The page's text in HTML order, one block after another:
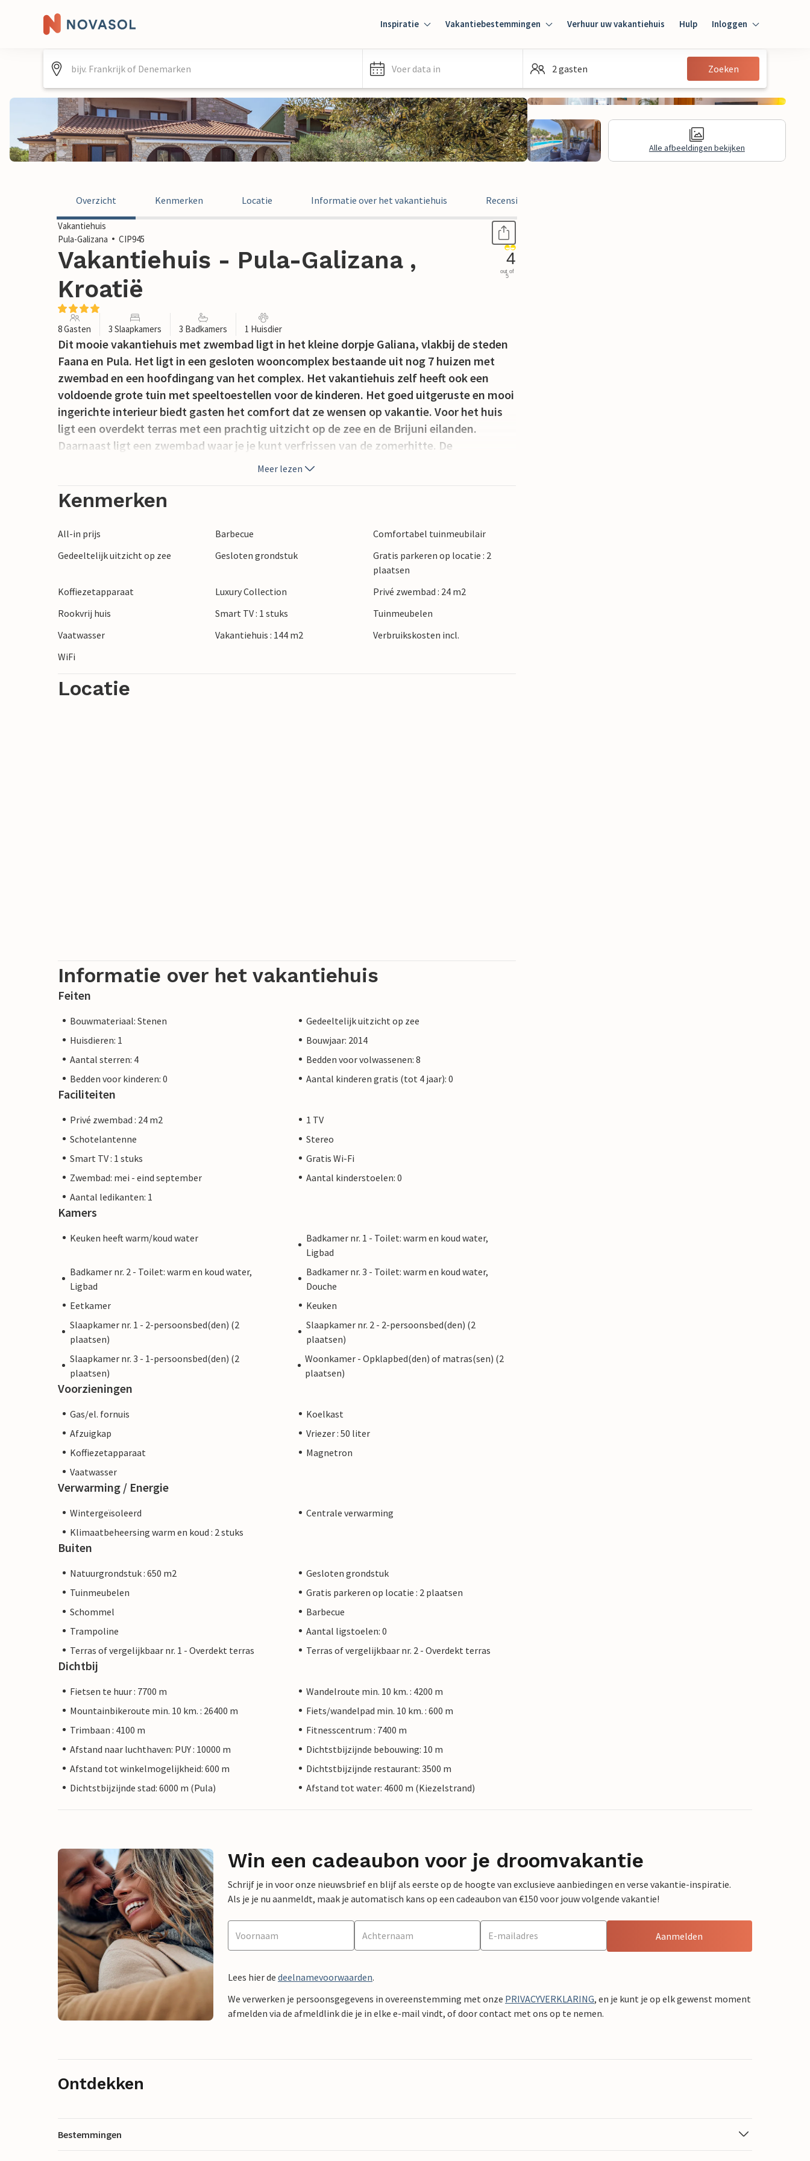
Inspiratie Vakantiebestemmingen Verhuur uw vakantiehuis Hulp Inloggen
Inloggen
Gast
Voer data in 2 gasten Zoeken
Alle afbeeldingen bekijken
Overzicht Kenmerken Locatie Informatie over het vakantiehuis Recensies
Vakantiehuis
Pula-Galizana
CIP945
Vakantiehuis - Pula-Galizana ,
Kroatië
4
out of
5
8 Gasten 3 Slaapkamers 3 Badkamers 1 Huisdier
Dit mooie vakantiehuis met zwembad ligt in het kleine dorpje Galiana, vlakbij de steden
Faana en Pula. Het ligt in een gesloten wooncomplex bestaande uit nog 7 huizen met
zwembad en een hoofdingang van het complex. Het vakantiehuis zelf heeft ook een
voldoende grote tuin met speeltoestellen voor de kinderen. Het goed uitgeruste en mooi
ingerichte interieur biedt gasten het comfort dat ze wensen op vakantie. Voor het huis
ligt een overdekt terras met een prachtig uitzicht op de zee en de Brijuni eilanden.
Daarnaast ligt een zwembad waar je je kunt verfrissen van de zomerhitte. De
dichtstbijzijnde stranden liggen in het dorp Faana, dat je zal verrukken met zijn mooie
belangrijkste attractie, het amfitheater, bezichtigen.
Meer lezen
Kenmerken
All-in prijs Barbecue
Comfortabel tuinmeubilair
Gedeeltelijk uitzicht op zee
Gesloten grondstuk
Gratis parkeren op locatie : 2
plaatsen
Koffiezetapparaat
Luxury Collection
Privé zwembad : 24 m2
Rookvrij huis
Smart TV : 1 stuks
Tuinmeubelen
Vaatwasser
Vakantiehuis : 144 m2
Verbruikskosten incl.
WiFi
Locatie
Informatie over het vakantiehuis
Feiten
Bouwmateriaal: Stenen
Gedeeltelijk uitzicht op zee
Huisdieren: 1
Bouwjaar: 2014
Aantal sterren: 4
Bedden voor volwassenen: 8
Bedden voor kinderen: 0
Aantal kinderen gratis (tot 4 jaar): 0
Faciliteiten
Privé zwembad : 24 m2
1 TV
Schotelantenne
Stereo
Smart TV : 1 stuks
Gratis Wi-Fi
Zwembad: mei - eind september
Aantal kinderstoelen: 0
Aantal ledikanten: 1
Kamers
Keuken heeft warm/koud water
Badkamer nr. 1 - Toilet: warm en koud water,
Ligbad
Badkamer nr. 2 - Toilet: warm en koud water,
Ligbad
Badkamer nr. 3 - Toilet: warm en koud water,
Douche
Eetkamer
Keuken
Slaapkamer nr. 1 - 2-persoonsbed(den) (2
plaatsen)
Slaapkamer nr. 2 - 2-persoonsbed(den) (2
plaatsen)
Slaapkamer nr. 3 - 1-persoonsbed(den) (2
plaatsen)
Woonkamer - Opklapbed(den) of matras(sen) (2
plaatsen)
Voorzieningen
Gas/el. fornuis
Koelkast
Afzuigkap
Vriezer : 50 liter
Koffiezetapparaat
Magnetron
Vaatwasser
Verwarming / Energie
Wintergeïsoleerd
Centrale verwarming
Klimaatbeheersing warm en koud : 2 stuks
Buiten
Natuurgrondstuk : 650 m2
Gesloten grondstuk
Tuinmeubelen
Gratis parkeren op locatie : 2 plaatsen
Schommel
Barbecue
Trampoline
Aantal ligstoelen: 0
Terras of vergelijkbaar nr. 1 - Overdekt terras
Terras of vergelijkbaar nr. 2 - Overdekt terras
Dichtbij
Fietsen te huur : 7700 m
Wandelroute min. 10 km. : 4200 m
Mountainbikeroute min. 10 km. : 26400 m
Fiets/wandelpad min. 10 km. : 600 m
Trimbaan : 4100 m
Fitnesscentrum : 7400 m
Afstand naar luchthaven: PUY : 10000 m
Dichtstbijzijnde bebouwing: 10 m
Afstand tot winkelmogelijkheid: 600 m
Dichtstbijzijnde restaurant: 3500 m
Dichtstbijzijnde stad: 6000 m (Pula)
Afstand tot water: 4600 m (Kiezelstrand)
Win een cadeaubon voor je droomvakantie
Schrijf je in voor onze nieuwsbrief en blijf als eerste op de hoogte van exclusieve aanbiedingen en verse vakantie-inspiratie.
Als je je nu aanmeldt, maak je automatisch kans op een cadeaubon van €150 voor jouw volgende vakantie!
Aanmelden
Lees hier de deelnamevoorwaarden.
We verwerken je persoonsgegevens in overeenstemming met onze PRIVACYVERKLARING, en je kunt je op elk gewenst moment
afmelden via de afmeldlink die je in elke e-mail vindt, of door contact met ons op te nemen.
Ontdekken
Bestemmingen